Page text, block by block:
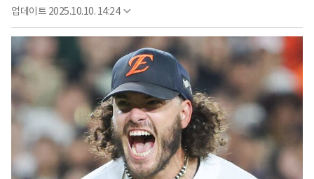
업데이트 2025.10.10. 14:24